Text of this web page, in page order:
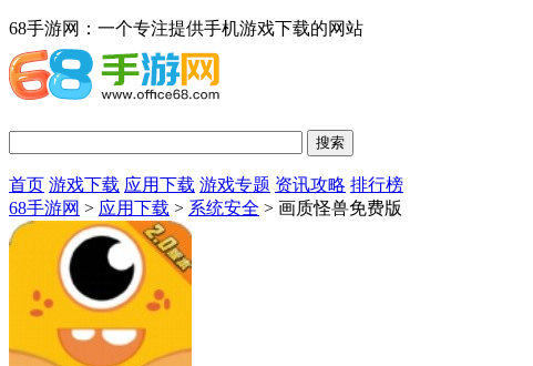
68手游网：一个专注提供手机游戏下载的网站
首页 游戏下载 应用下载 游戏专题 资讯攻略 排行榜
68手游网 > 应用下载 > 系统安全 > 画质怪兽免费版